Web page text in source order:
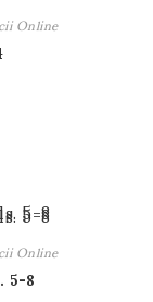
Online
Online
8